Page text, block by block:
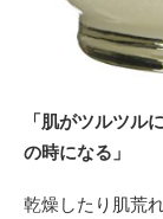
「肌がツルツル
の時になる」
乾燥したり肌荒